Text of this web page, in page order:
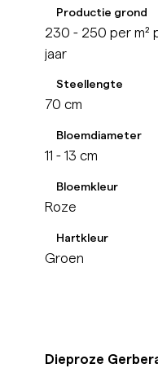
Productie grond
230 - 250 per m²
jaar
Steellengte
70 cm
Bloemdiameter
11 - 13 cm
Bloemkleur
Roze
Hartkleur
Groen
Dieproze